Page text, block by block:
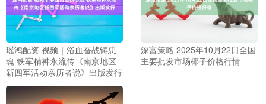
瑶鸿配资 视频｜浴血奋战铸忠
魂 铁军精神永流传《南京地区
新四军活动亲历者说》出版发行
深富策略 2025年10月22日全国
主要批发市场椰子价格行情